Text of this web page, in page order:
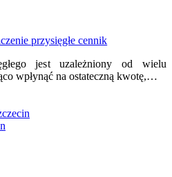
przysięgłe cennik
jest uzależniony od wielu
wpłynąć na ostateczną kwotę,…